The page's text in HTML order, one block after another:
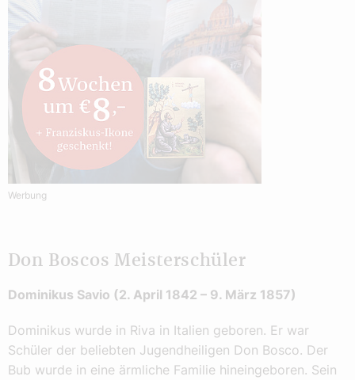
Werbung
Don Boscos Meisterschüler
Dominikus Savio (2. April 1842 – 9. März 1857)
Dominikus wurde in Riva in Italien geboren. Er war
Schüler der beliebten Jugendheiligen Don Bosco. Der
Bub wurde in eine ärmliche Familie hineingeboren. Sein